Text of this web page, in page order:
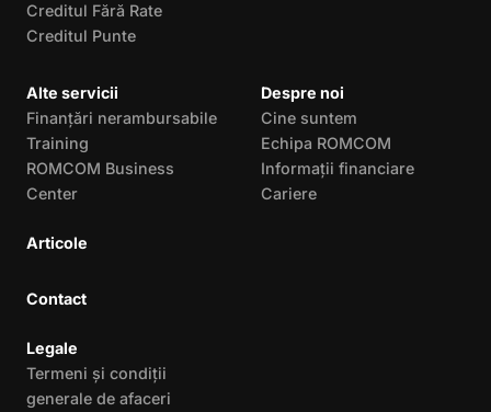
Creditul Fără Rate
Creditul Punte
Alte servicii
Finanțări nerambursabile
Training
ROMCOM Business
Center
Articole
Despre noi
Cine suntem
Echipa ROMCOM
Informații financiare
Cariere
Contact
Legale
Termeni și condiții
generale de afaceri